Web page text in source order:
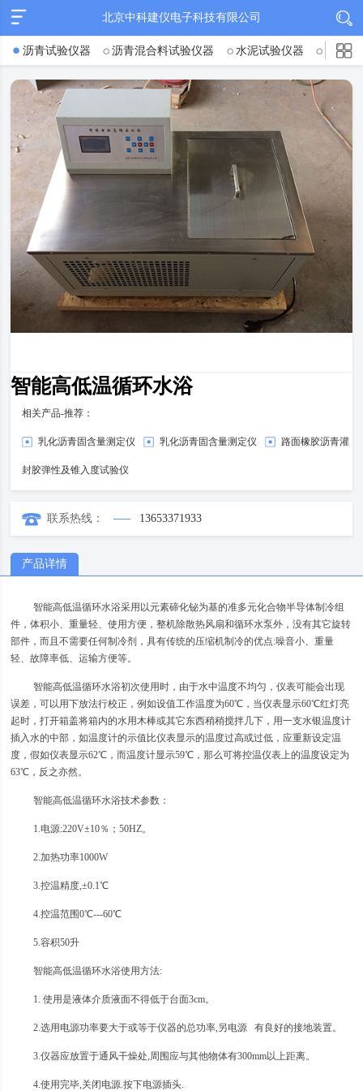
北京中科建仪电子科技有限公司
沥青试验仪器 沥青混合料试验仪器 水泥试验仪器 混凝
智能高低温循环水浴
相关产品-推荐：
乳化沥青固含量测定仪 乳化沥青固含量测定仪 路面橡胶沥青灌
封胶弹性及锥入度试验仪
联系热线： 13653371933
产品详情
智能高低温循环水浴采用以元素碲化铋为基的准多元化合物半导体制冷组
件，体积小、重量轻、使用方便，整机除散热风扇和循环水泵外，没有其它旋转
部件，而且不需要任何制冷剂，具有传统的压缩机制冷的优点:噪音小、重量
轻、故障率低、运输方便等。
智能高低温循环水浴初次使用时，由于水中温度不均匀，仪表可能会出现
误差，可以用下放法行校正，例如设值工作温度为60℃，当仪表显示60℃红灯亮
起时，打开箱盖将箱内的水用木棒或其它东西稍稍搅拌几下，用一支水银温度计
插入水的中部，如温度计的示值比仪表显示的温度过高或过低，应重新设定温
度，假如仪表显示62℃，而温度计显示59℃，那么可将控温仪表上的温度设定为
63℃，反之亦然。
智能高低温循环水浴技术参数：
1.电源:220V±10％；50HZ。
2.加热功率1000W
3.控温精度,±0.1℃
4.控温范围0℃---60℃
5.容积50升
智能高低温循环水浴使用方法:
1. 使用是液体介质液面不得低于台面3cm。
2.选用电源功率要大于或等于仪器的总功率,另电源 有良好的接地装置。
3.仪器应放置于通风干燥处,周围应与其他物体有300mm以上距离。
4.使用完毕,关闭电源.按下电源插头.